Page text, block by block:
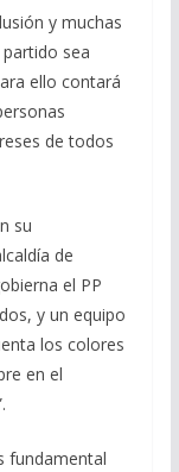
y muchas
sea
ello contará
de todos
su
de
el PP
y un equipo
los colores
en el
fundamental